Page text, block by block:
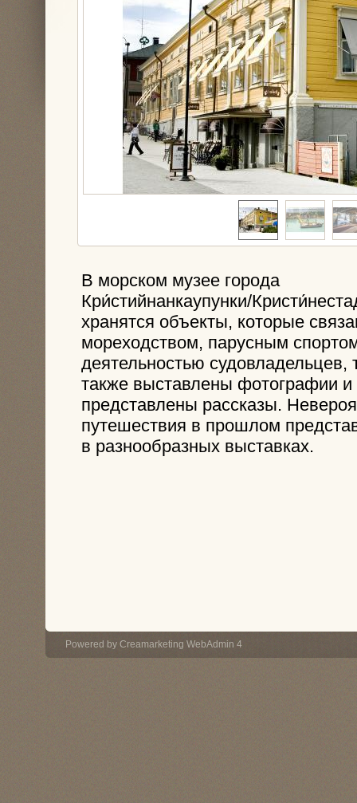
В морском музее города
Кри́стийнанкаупунки/
хранятся объекты, которые
мореходством, парусным
деятельностью судовладельцев,
также выставлены фотографии и
представлены рассказы.
путешествия в прошлом
в разнообразных выставках.
Powered by Creamarketing WebAdmin 4